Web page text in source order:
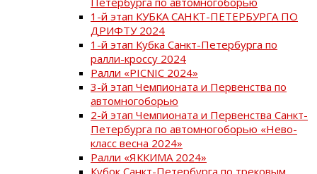
1-й этап КУБКА САНКТ-ПЕТЕРБУРГА ПО
ДРИФТУ 2024
1-й этап Кубка Санкт-Петербурга по
ралли-кроссу 2024
Ралли «PICNIC 2024»
3-й этап Чемпионата и Первенства по
автомногоборью
2-й этап Чемпионата и Первенства Санкт-
Петербурга по автомногоборью «Нево-
класс весна 2024»
Ралли «ЯККИМА 2024»
Кубок Санкт-Петербурга по трековым